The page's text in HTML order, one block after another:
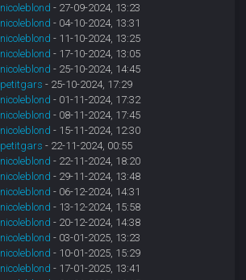
nicoleblond - 27-09-2024, 13:23
nicoleblond - 04-10-2024, 13:31
nicoleblond - 11-10-2024, 13:25
nicoleblond - 17-10-2024, 13:05
nicoleblond - 25-10-2024, 14:45
petitgars - 25-10-2024, 17:29
nicoleblond - 01-11-2024, 17:32
nicoleblond - 08-11-2024, 17:45
nicoleblond - 15-11-2024, 12:30
petitgars - 22-11-2024, 00:55
nicoleblond - 22-11-2024, 18:20
nicoleblond - 29-11-2024, 13:48
nicoleblond - 06-12-2024, 14:31
nicoleblond - 13-12-2024, 15:58
nicoleblond - 20-12-2024, 14:38
nicoleblond - 03-01-2025, 13:23
nicoleblond - 10-01-2025, 15:29
nicoleblond - 17-01-2025, 13:41